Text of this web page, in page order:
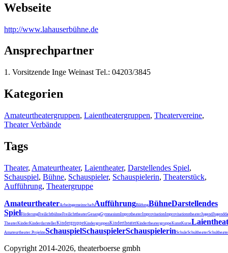
Webseite
http://www.lahauserbühne.de
Ansprechpartner
1. Vorsitzende Inge Weinast Tel.: 04203/3845
Kategorien
Amateurtheatergruppen, Laientheatergruppen, Theatervereine,
Theater Verbände
Tags
Theater, Amateurtheater, Laientheater, Darstellendes Spiel,
Schauspiel, Bühne, Schauspieler, Schauspielerin, Theaterstück,
Aufführung, Theatergruppe
AmateurtheaterArbeitsgemeinschaftAufführungBildungBühneDarstellendes
SpielFörderungFreilichtbühneFreilichttheaterGesangGymnasiumImprotheaterImprovisationImprovisationstheaterJugend
TheaterKinderKinderdarstellerKindergruppeKindergruppenKindertheaterKindertheatergruppeKunstKurse
Amateurtheater.ProjekteSchauspielSchauspielerSchauspielerinSchuleSchultheater
Copyright 2014-2026, theaterboerse gmbh